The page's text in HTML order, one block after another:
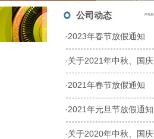
公司动态
·2023年春节放假通知
·关于2021年中秋、国
·2021年春节放假通知
·2021年元旦节放假通知
·关于2020年中秋、国